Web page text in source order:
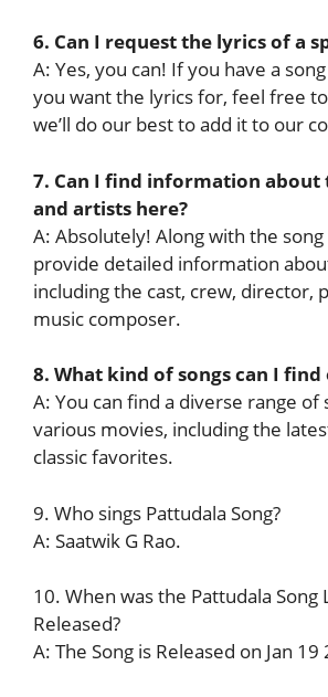
6. Can I request the lyrics of a
A: Yes, you can! If you have a
you want the lyrics for, feel free
we’ll do our best to add it to our
7. Can I find information about
and artists here?
A: Absolutely! Along with the song
provide detailed information
including the cast, crew, director,
music composer.
8. What kind of songs can I find
A: You can find a diverse range of
various movies, including the
classic favorites.
9. Who sings Pattudala Song?
A: Saatwik G Rao.
10. When was the Pattudala Song
Released?
A: The Song is Released on Jan 19